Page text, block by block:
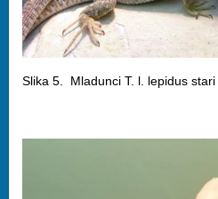
Slika 5. Mladunci T. l. lepidus